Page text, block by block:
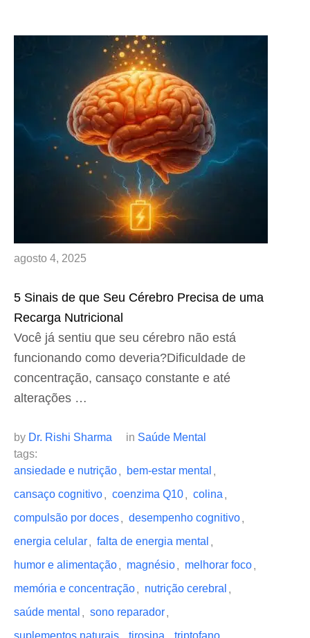
agosto 4, 2025
5 Sinais de que Seu Cérebro Precisa de uma
Recarga Nutricional
Você já sentiu que seu cérebro não está
funcionando como deveria?Dificuldade de
concentração, cansaço constante e até
alterações …
by Dr. Rishi Sharma in Saúde Mental
tags:
ansiedade e nutrição, bem-estar mental ,
cansaço cognitivo, coenzima Q10, colina ,
compulsão por doces, desempenho cognitivo,
energia celular, falta de energia mental ,
humor e alimentação, magnésio, melhorar foco,
memória e concentração, nutrição cerebral ,
saúde mental , sono reparador,